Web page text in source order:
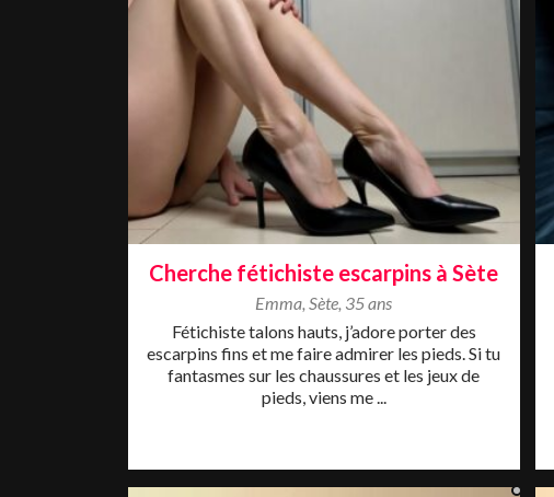
Cherche fétichiste escarpins à Sète
Emma,Sète, 35 ans
Fétichiste talons hauts, j’adore porter des
escarpins fins et me faire admirer les pieds. Si tu
fantasmes sur les chaussures et les jeux de
pieds, viens me ...